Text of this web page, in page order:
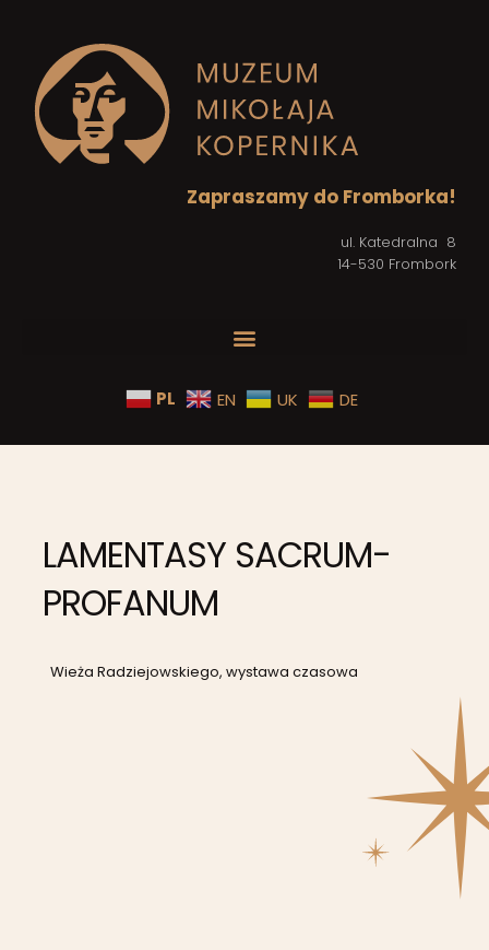
Zapraszamy do Fromborka!
ul. Katedralna 8
14-530 Frombork
PL EN UK DE
LAMENTASY SACRUM-
PROFANUM
Wieża Radziejowskiego, wystawa czasowa